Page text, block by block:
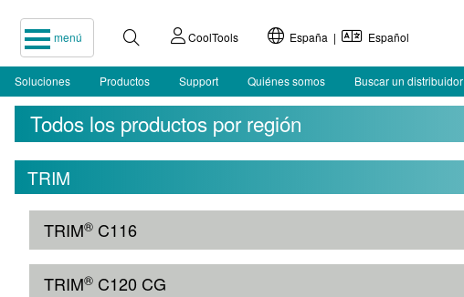
menú CoolTools España | Español
Soluciones Productos Support Quiénes somos Buscar un distribuidor
Todos los productos por región
TRIM
TRIM® C116
TRIM® C120 CG